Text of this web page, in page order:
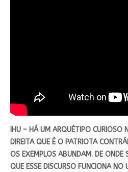
IHU – HÁ UM ARQUÉTIPO
DIREITA QUE É O PATRIOTA
OS EXEMPLOS ABUNDAM. DE ONDE
QUE ESSE DISCURSO FUNCIONA NO